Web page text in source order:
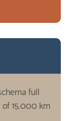
full
15.000 km